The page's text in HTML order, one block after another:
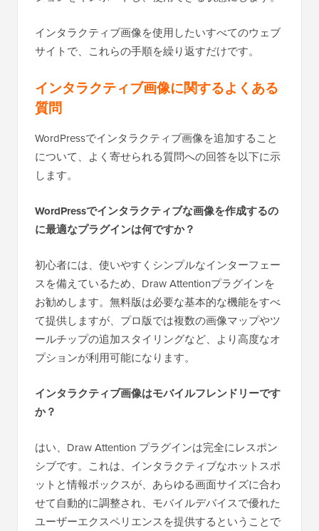
インタラクティブ画像を使用したいすべてのウェブ
サイトで、これらの手順を繰り返すだけです。
インタラクティブ画像に関するよくある
質問
WordPressでインタラクティブ画像を追加すること
について、よく寄せられる質問への回答を以下に示
します。
WordPressでインタラクティブな画像を作成するの
に最適なプラグインは何ですか？
初心者には、使いやすくシンプルなインターフェー
スを備えているため、Draw Attentionプラグインを
お勧めします。無料版は必要な基本的な機能をすべ
て提供しますが、プロ版では複数の画像マップやツ
ールチップの追加スタイリングなど、より高度なオ
プションが利用可能になります。
インタラクティブ画像はモバイルフレンドリーです
か？
はい、Draw Attention プラグインは完全にレスポン
シブです。これは、インタラクティブなホットスポ
ットと情報ボックスが、あらゆる画面サイズに合わ
せて自動的に調整され、モバイルデバイスで優れた
ユーザーエクスペリエンスを提供するということで